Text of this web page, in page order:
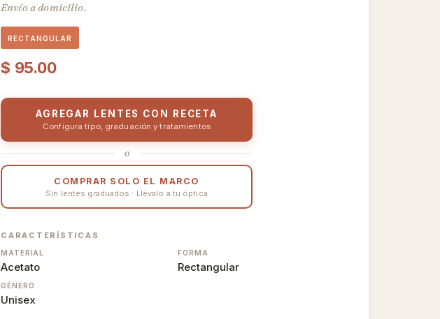
Envío a domicilio.
RECTANGULAR
$ 95.00
AGREGAR LENTES CON RECETA
Configura tipo, graduación y tratamientos
o
COMPRAR SOLO EL MARCO
Sin lentes graduados · Llévalo a tu óptica
CARACTERÍSTICAS
MATERIAL
Acetato
FORMA
Rectangular
GÉNERO
Unisex